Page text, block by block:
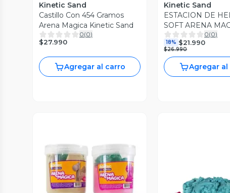
Kinetic Sand
Castillo Con 454 Gramos
Arena Magica Kinetic Sand
0(0)
$27.990
Agregar al carro
Kinetic Sand
ESTACION DE
SOFT ARENA
KINETIC SAND
0(0)
18% $21.990
$26.990
Agregar al